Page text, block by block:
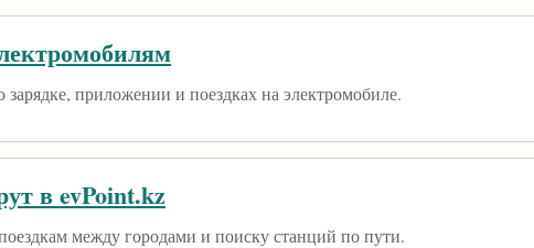
приложении и поездках на электромобиле.
в evPoint.kz
между городами и поиску станций по пути.